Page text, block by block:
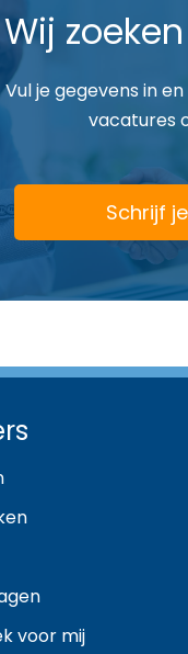
Wij
Vul je gegevens in
vacatures
Schrijf
voor mij